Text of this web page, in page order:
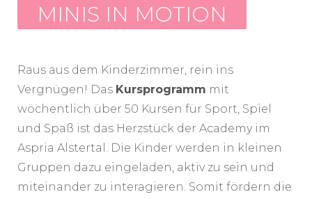
MINIS IN MOTION
Raus aus dem Kinderzimmer, rein ins
Vergnügen! Das Kursprogramm mit
wöchentlich über 50 Kursen für Sport, Spiel
und Spaß ist das Herzstück der Academy im
Aspria Alstertal. Die Kinder werden in kleinen
Gruppen dazu eingeladen, aktiv zu sein und
miteinander zu interagieren. Somit fördern die